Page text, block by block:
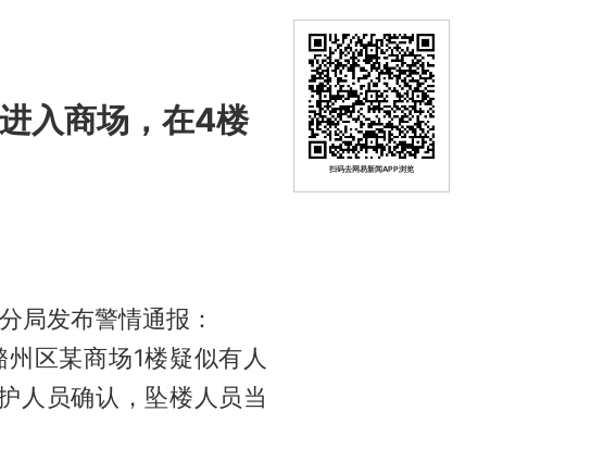
入商场，在4楼
局发布警情通报：
区某商场1楼疑似有人
人员确认，坠楼人员当
扫码去网易新闻APP浏览